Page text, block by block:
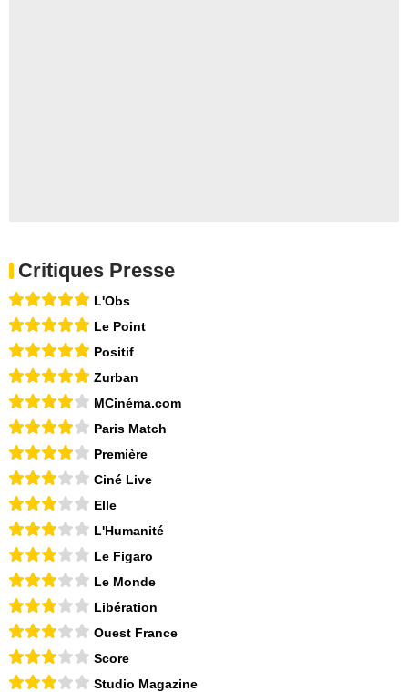
Critiques Presse
L'Obs
Le Point
Positif
Zurban
MCinéma.com
Paris Match
Première
Ciné Live
Elle
L'Humanité
Le Figaro
Le Monde
Libération
Ouest France
Score
Studio Magazine